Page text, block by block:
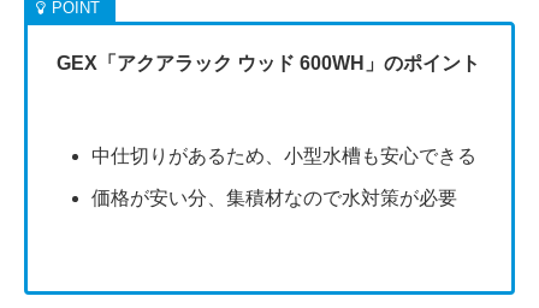
GEX「アクアラック ウッド 600WH」のポイント
中仕切りがあるため、小型水槽も安心できる
価格が安い分、集積材なので水対策が必要